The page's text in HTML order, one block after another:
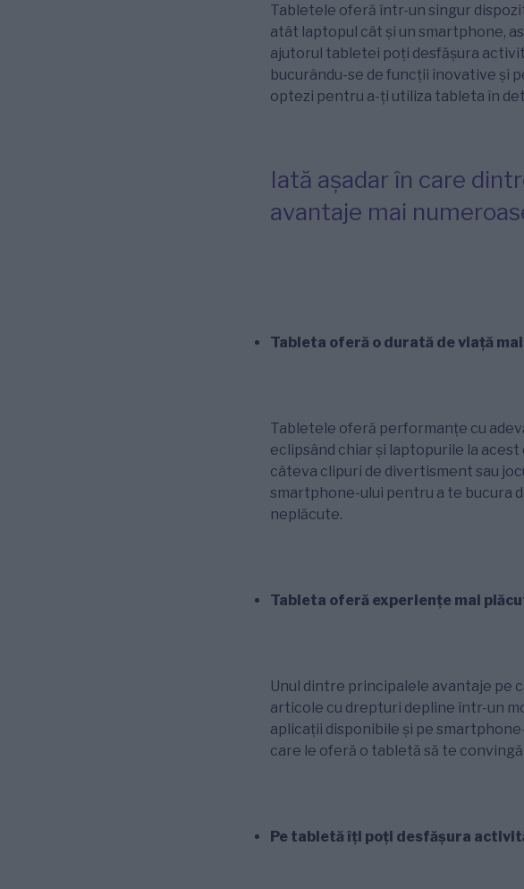
Tabletele oferă într-un singur
atât laptopul cât și un smartphone,
ajutorul tabletei poți desfășura
bucurându-se de funcții inovative și
optezi pentru a-ți utiliza tableta în
Iată așadar în care
avantaje mai
Tableta oferă o durată de viață
Tabletele oferă performanțe cu
eclipsând chiar și laptopurile la
câteva clipuri de divertisment sau
smartphone-ului pentru a te bucura
neplăcute.
Tableta oferă experiențe mai
Unul dintre principalele avantaje pe
articole cu drepturi depline într-un
aplicații disponibile și pe
care le oferă o tabletă să te
Pe tabletă îți poți desfășura